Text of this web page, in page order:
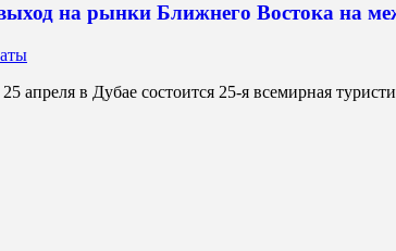
на рынки Ближнего Востока на
апреля в Дубае состоится 25-я всемирная